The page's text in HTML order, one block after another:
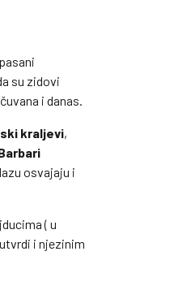
su zidovi
i danas.
kraljevi,
osvajaju i
( u
i njezinim